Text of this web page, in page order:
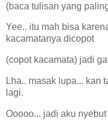
(baca tulisan yang
Yee.. itu mah bisa
kacamatanya dicopot
(copot kacamata) jadi
Lha.. masak lupa... kan
lagi.
Ooooo... jadi aku